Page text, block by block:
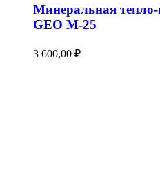
Минеральная
GEO М-25
3 600,00 ₽